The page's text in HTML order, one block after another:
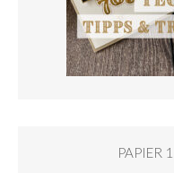
PAPIER